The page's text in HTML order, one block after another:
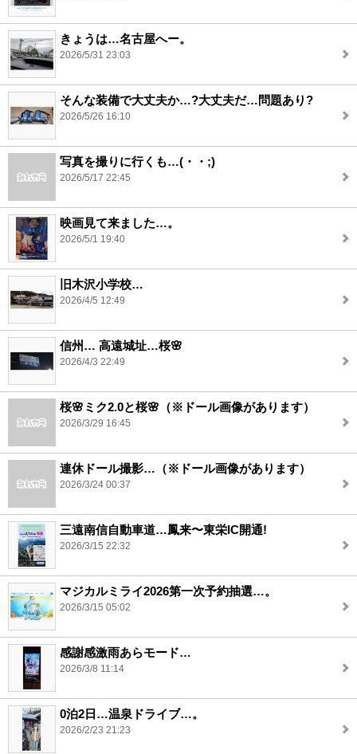
きょうは…名古屋へー。
2026/5/31 23:03
そんな装備で大丈夫か…?大丈夫だ…問題あり?
2026/5/26 16:10
写真を撮りに行くも…(・・;)
2026/5/17 22:45
映画見て来ました…。
2026/5/1 19:40
旧木沢小学校…
2026/4/5 12:49
信州… 高遠城址…桜🌸
2026/4/3 22:49
桜🌸ミク2.0と桜🌸（※ドール画像があります）
2026/3/29 16:45
連休ドール撮影…（※ドール画像があります）
2026/3/24 00:37
三遠南信自動車道…鳳来〜東栄IC開通!
2026/3/15 22:32
マジカルミライ2026第一次予約抽選…。
2026/3/15 05:02
感謝感激雨あらモード…
2026/3/8 11:14
0泊2日…温泉ドライブ…。
2026/2/23 21:23